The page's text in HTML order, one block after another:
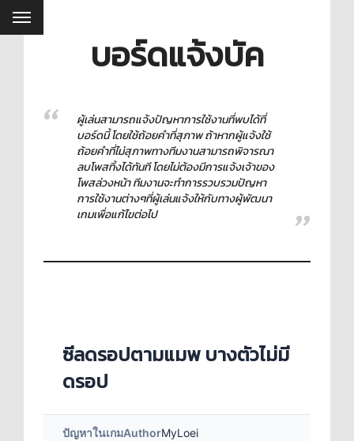
บอร์ดแจ้งบัค
ผู้เล่นสามารถแจ้งปัญหาการใช้งานที่พบได้ที่
บอร์ดนี้ โดยใช้ถ้อยคำที่สุภาพ ถ้าหากผู้แจ้งใช้
ถ้อยคำที่ไม่สุภาพทางทีมงานสามารถพิจารณา
ลบโพสทิ้งได้ทันที โดยไม่ต้องมีการแจ้งเจ้าของ
โพสล่วงหน้า ทีมงานจะทำการรวบรวมปัญหา
การใช้งานต่างๆที่ผู้เล่นแจ้งให้กับทางผู้พัฒนา
เกมเพื่อแก้ไขต่อไป
ซีลดรอปตามแมพ บางตัวไม่มี
ดรอป
ปัญหาในเกมAuthorMyLoei